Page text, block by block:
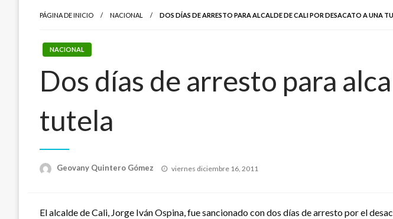
PÁGINA DE INICIO NACIONAL DOS DÍAS DE ARRESTO PARA ALCALDE DE CALI POR DESACATO A UNA
NACIONAL
Dos días de arresto para
tutela
Geovany Quintero Gómez
Publicado
viernes diciembre 16, 2011
El alcalde de Cali, Jorge Iván Ospina, fue sancionado con dos días de arresto por el